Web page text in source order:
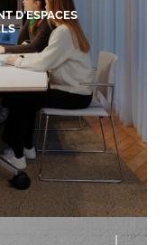
D'ESPACES